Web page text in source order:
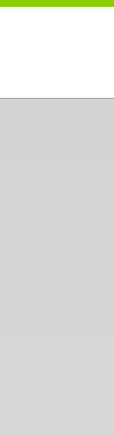
Direkt zum Inhalt